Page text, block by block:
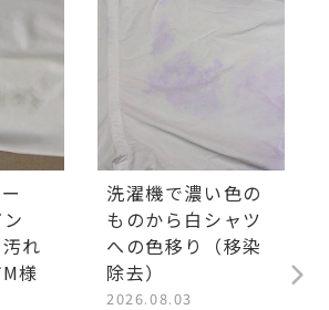
ー
れ
様
洗濯機で濃い色の
ものから白シャツ
への色移り（移染
除去）
2026.08.03